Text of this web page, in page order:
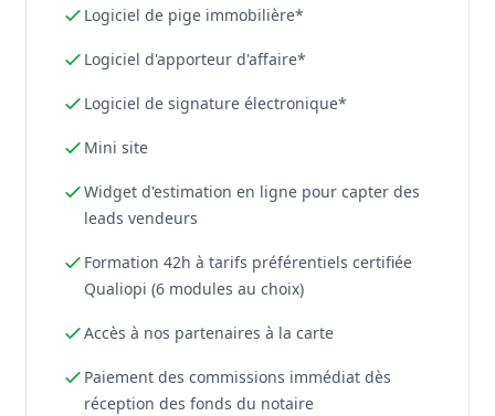
Logiciel de pige immobilière*
Logiciel d'apporteur d'affaire*
Logiciel de signature électronique*
Mini site
Widget d'estimation en ligne pour capter des
leads vendeurs
Formation 42h à tarifs préférentiels certifiée
Qualiopi (6 modules au choix)
Accès à nos partenaires à la carte
Paiement des commissions immédiat dès
réception des fonds du notaire